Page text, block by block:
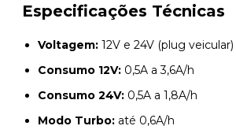
Especificações Técnicas
Voltagem:12V e 24V (plug veicular)
Consumo 12V:0,5A a 3,6A/h
Consumo 24V:0,5A a 1,8A/h
Modo Turbo:até 0,6A/h